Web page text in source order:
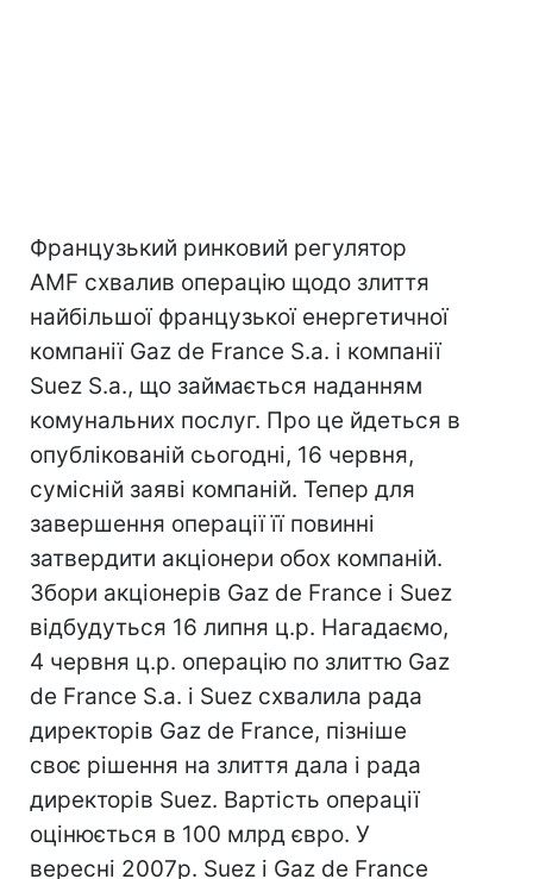
Французький ринковий регулятор
AMF схвалив операцію щодо злиття
найбільшої французької енергетичної
компанії Gaz de France S.a. і компанії
Suez S.a., що займається наданням
комунальних послуг. Про це йдеться в
опублікованій сьогодні, 16 червня,
сумісній заяві компаній. Тепер для
завершення операції її повинні
затвердити акціонери обох компаній.
Збори акціонерів Gaz de France і Suez
відбудуться 16 липня ц.р. Нагадаємо,
4 червня ц.р. операцію по злиттю Gaz
de France S.a. і Suez схвалила рада
директорів Gaz de France, пізніше
своє рішення на злиття дала і рада
директорів Suez. Вартість операції
оцінюється в 100 млрд євро. У
вересні 2007р. Suez і Gaz de France